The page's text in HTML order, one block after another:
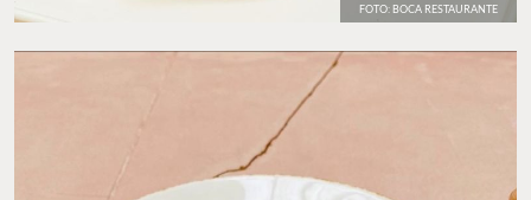
FOTO: BOCA RESTAURANTE